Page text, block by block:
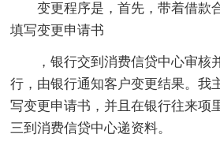
变更程序是，首先，带着借款
填写变更申请书
，银行交到消费信贷中心审核
行，由银行通知客户变更结果。我
写变更申请书，并且在银行往来项
三到消费信贷中心递资料。